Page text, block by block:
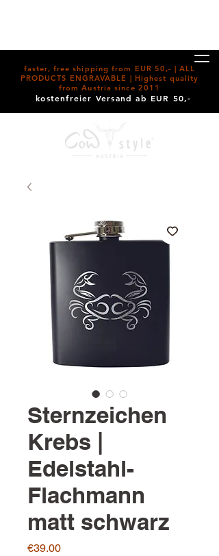
faster, free shipping from EUR 50,- | ALL
PRODUCTS ENGRAVABLE | Highest quality
from Austria since 2011
kostenfreier Versand ab EUR 50,-
Sternzeichen
Krebs |
Edelstahl-
Flachmann
matt schwarz
€39.00Price